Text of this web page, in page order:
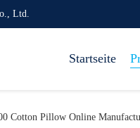
Ltd.
Startseite
Cotton Pillow Online